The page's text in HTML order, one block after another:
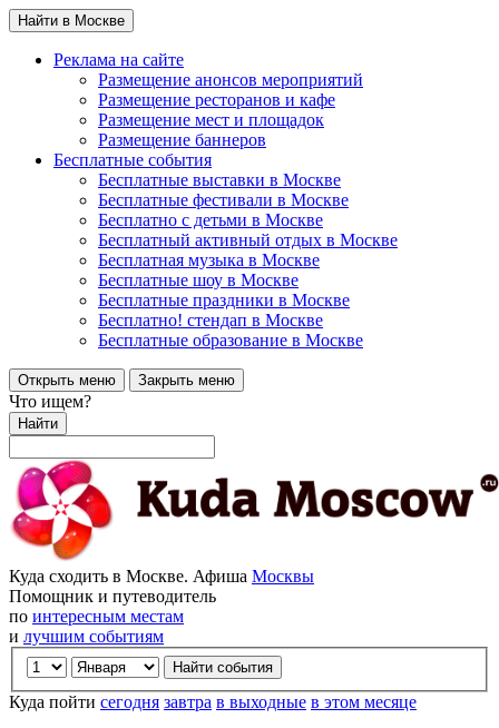
Найти в Москве
Реклама на сайте
Размещение анонсов мероприятий
Размещение ресторанов и кафе
Размещение мест и площадок
Размещение баннеров
Бесплатные события
Бесплатные выставки в Москве
Бесплатные фестивали в Москве
Бесплатно с детьми в Москве
Бесплатный активный отдых в Москве
Бесплатная музыка в Москве
Бесплатные шоу в Москве
Бесплатные праздники в Москве
Бесплатно! стендап в Москве
Бесплатные образование в Москве
Открыть меню Закрыть меню
Что ищем?
Найти
Куда сходить в Москве. Афиша Москвы
Помощник и путеводитель
по интересным местам
и лучшим событиям
Куда пойти сегодня завтра в выходные в этом месяце